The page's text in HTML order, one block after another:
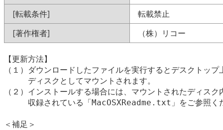
[転載条件]
転載禁止
[著作権者]
（株）リコー
【更新方法】
（１）ダウンロードしたファイルを実行するとデスクトップ
ディスクとしてマウントされます。
（２）インストールする場合には、マウントされたディスク
収録されている「MacOSXReadme.txt」をご参照く
＜補足＞